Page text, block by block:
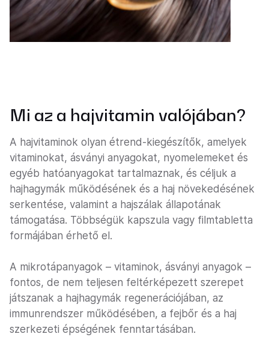
Mi az a hajvitamin valójában?
A hajvitaminok olyan étrend-kiegészítők, amelyek
vitaminokat, ásványi anyagokat, nyomelemeket és
egyéb hatóanyagokat tartalmaznak, és céljuk a
hajhagymák működésének és a haj növekedésének
serkentése, valamint a hajszálak állapotának
támogatása. Többségük kapszula vagy filmtabletta
formájában érhető el.
A mikrotápanyagok – vitaminok, ásványi anyagok –
fontos, de nem teljesen feltérképezett szerepet
játszanak a hajhagymák regenerációjában, az
immunrendszer működésében, a fejbőr és a haj
szerkezeti épségének fenntartásában.